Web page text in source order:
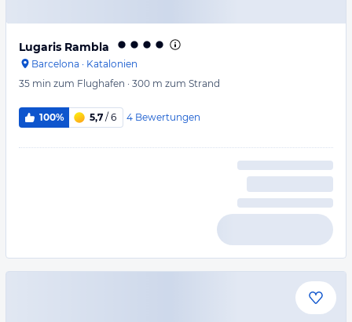
Lugaris Rambla
Barcelona · Katalonien
35 min zum Flughafen · 300 m zum Strand
100% 5,7 / 6 4 Bewertungen